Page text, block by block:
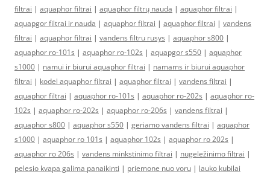
filtrai | aquaphor filtrai | aquaphor filtrų nauda | aquaphor filtrai |
aquapgor filtrai ir nauda | aquaphor filtrai | aquaphor filtrai | vandens
filtrai | aquaphor filtrai | vandens filtru rusys | aquaphor s800 |
aquaphor ro-101s | aquaphor ro-102s | aquapgor s550 | aquaphor
s1000 | namui ir biurui aquaphor filtrai | namams ir biurui aquaphor
filtrai | kodel aquaphor filtrai | aquaphor filtrai | vandens filtrai |
aquaphor filtrai | aquaphor ro-101s | aquaphor ro-202s | aquaphor ro-
102s | aquaphor ro-202s | aquaphor ro-206s | vandens filtrai |
aquaphor s800 | aquaphor s550 | geriamo vandens filtrai | aquaphor
s1000 | aquaphor ro 101s | aquaphor 102s | aquaphor ro 202s |
aquaphor ro 206s | vandens minkstinimo filtrai | nugeležinimo filtrai |
pelesio kvapa galima panaikinti | priemone nuo voru | lauko kubilai